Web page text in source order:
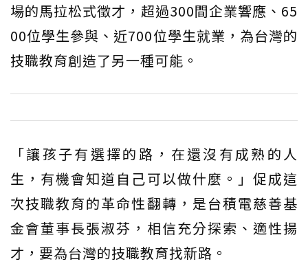
場的馬拉松式徵才，超過300間企業響應、65
00位學生參與、近700位學生就業，為台灣的
技職教育創造了另一種可能。
「讓孩子有選擇的路，在還沒有成熟的人
生，有機會知道自己可以做什麼。」促成這
次技職教育的革命性翻轉，是台積電慈善基
金會董事長張淑芬，相信充分探索、適性揚
才，要為台灣的技職教育找新路。